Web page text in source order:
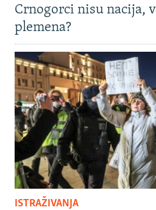
Crnogorci nisu nacija,
plemena?
ISTRAŽIVANJA